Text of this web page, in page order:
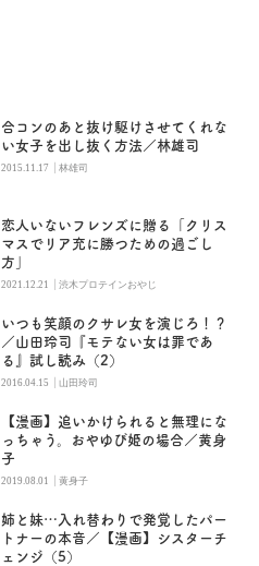
合コンのあと抜け駆けさせてくれな
い女子を出し抜く方法／林雄司
2015.11.17 |林雄司
恋人いないフレンズに贈る「クリス
マスでリア充に勝つための過ごし
方」
2021.12.21 |渋木プロテインおやじ
いつも笑顔のクサレ女を演じろ！？
／山田玲司『モテない女は罪であ
る』試し読み（2）
2016.04.15 |山田玲司
【漫画】追いかけられると無理にな
っちゃう。おやゆび姫の場合／黄身
子
2019.08.01 |黄身子
姉と妹…入れ替わりで発覚したパー
トナーの本音／【漫画】シスターチ
ェンジ（5）